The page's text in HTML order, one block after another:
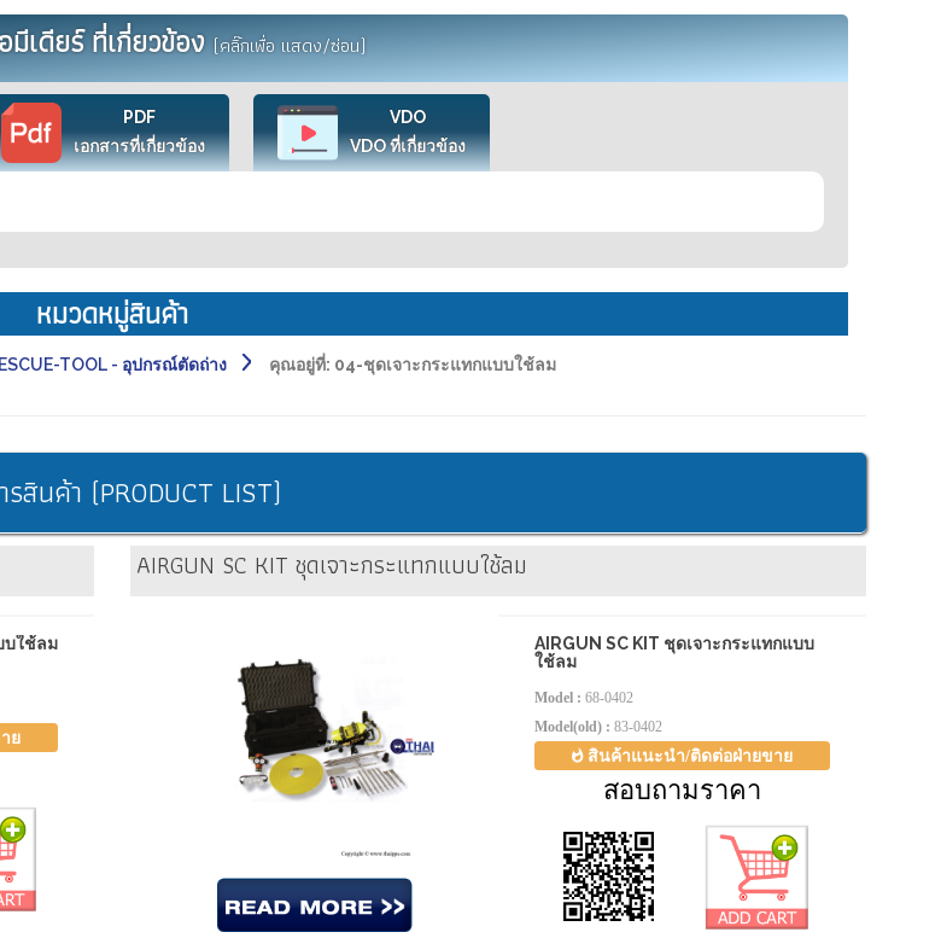
มีเดียร์ ที่เกี่ยวข้อง(คลิ๊กเพื่อ แสดง/ซ่อน)
PDF
เอกสารที่เกี่ยวข้อง
VDO
VDO ที่เกี่ยวข้อง
หมวดหมู่สินค้า
TOOL - อุปกรณ์ตัดถ่าง คุณอยู่ที่: 04-ชุดเจาะกระแทกแบบใช้ลม
รสินค้า (PRODUCT LIST)
บใช้ลม
ย
AIRGUN SC KIT ชุดเจาะกระแทกแบบใช้ลม
AIRGUN SC KIT ชุดเจาะกระแทกแบบ
ใช้ลม
Model : 68-0402
Model(old) : 83-0402
สินค้าแนะนำ/ติดต่อฝ่ายขาย
สอบถามราคา